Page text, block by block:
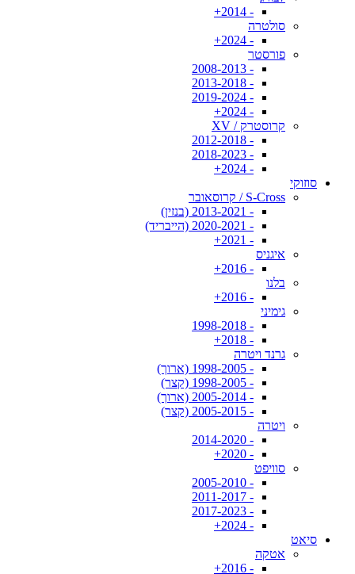
- 2014+
סולטרה
- 2024+
פורסטר
- 2008-2013
- 2013-2018
- 2019-2024
- 2024+
קרוסטרק / XV
- 2012-2018
- 2018-2023
- 2024+
סוזוקי
S-Cross / קרוסאובר
- 2013-2021 (בנזין)
- 2020-2021 (הייבריד)
- 2021+
איגניס
- 2016+
בלנו
- 2016+
גימיני
- 1998-2018
- 2018+
גרנד ויטרה
- 1998-2005 (ארוך)
- 1998-2005 (קצר)
- 2005-2014 (ארוך)
- 2005-2015 (קצר)
ויטרה
- 2014-2020
- 2020+
סוויפט
- 2005-2010
- 2011-2017
- 2017-2023
- 2024+
סיאט
אטקה
- 2016+